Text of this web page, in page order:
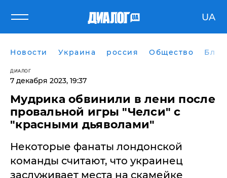
UA
Новости Украина россия Общество
ДИАЛОГ
7 декабря 2023, 19:37
Мудрика обвинили в лени после
провальной игры "Челси" с
"красными дьяволами"
Некоторые фанаты лондонской
команды считают, что украинец
заслуживает места на скамейке